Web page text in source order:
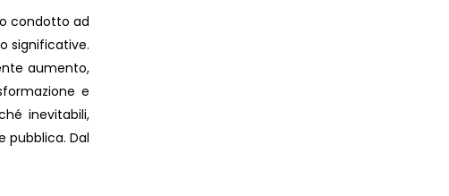
condotto ad
significative.
aumento,
e
inevitabili,
pubblica. Dal